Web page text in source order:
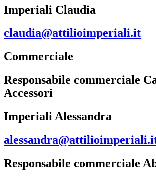
Imperiali Claudia
claudia@attilioimperiali.it
Commerciale
Responsabile commerciale
Accessori
Imperiali Alessandra
Responsabile commerciale